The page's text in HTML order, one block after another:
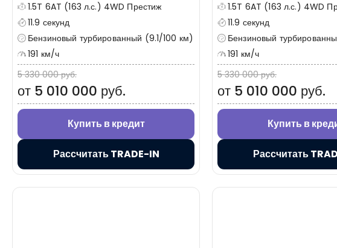
1.5T 6AT (163 л.с.) 4WD Престиж
11.9 секунд
Бензиновый турбированный (9.1/100 км)
191 км/ч
5 330 000 руб.
от 5 010 000 руб.
Купить в кредит
Рассчитать TRADE-IN
1.5T 6AT (163 л.с.) 4WD
11.9 секунд
Бензиновый
191 км/ч
5 330 000 руб.
от 5 010 000 руб.
Купить в
Рассчитать